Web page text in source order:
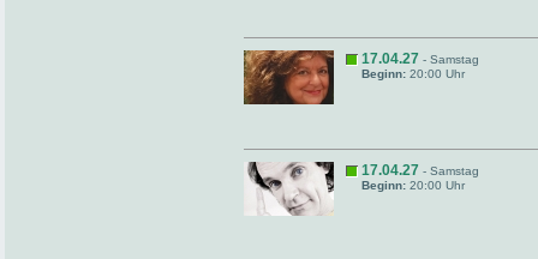
17.04.27 - Samstag
Beginn: 20:00 Uhr
17.04.27 - Samstag
Beginn: 20:00 Uhr